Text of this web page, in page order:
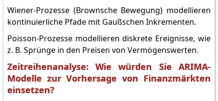
Wiener-Prozesse (Brownsche Bewegung) modellieren
kontinuierliche Pfade mit Gaußschen Inkrementen.
Poisson-Prozesse modellieren diskrete Ereignisse, wie
z. B. Sprünge in den Preisen von Vermögenswerten.
Zeitreihenanalyse: Wie würden Sie ARIMA-
Modelle zur Vorhersage von Finanzmärkten
einsetzen?